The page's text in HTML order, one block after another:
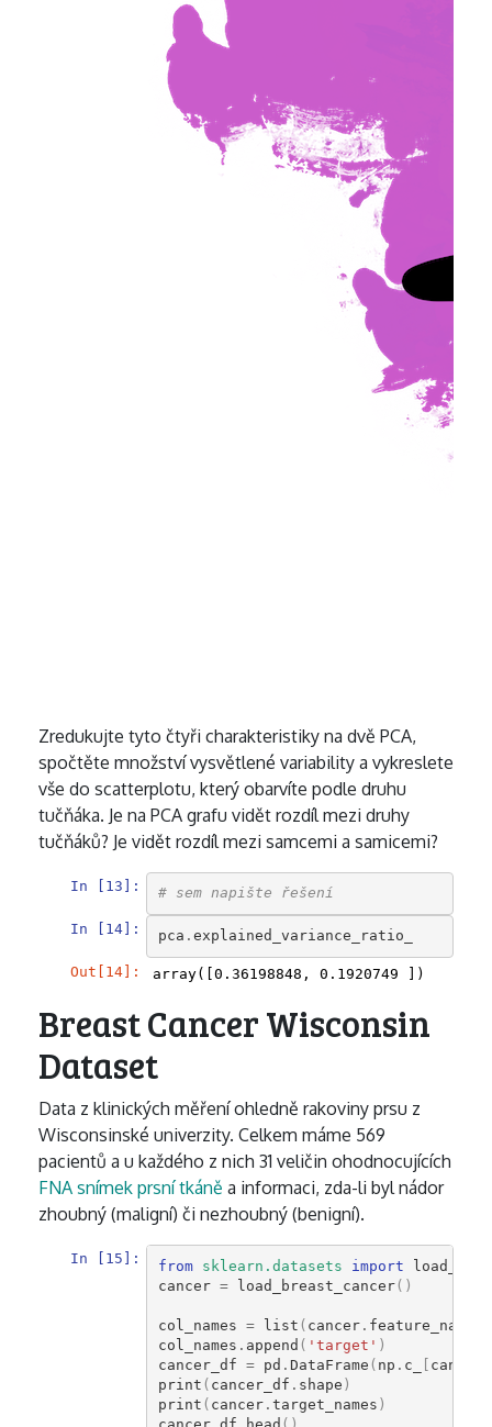
Zredukujte tyto čtyři charakteristiky na dvě PCA,
spočtěte množství vysvětlené variability a vykreslete
vše do scatterplotu, který obarvíte podle druhu
tučňáka. Je na PCA grafu vidět rozdíl mezi druhy
tučňáků? Je vidět rozdíl mezi samcemi a samicemi?
In [13]: # sem napište řešení
In [14]: pca . explained_variance_ratio_
Out[14]: array([0.36198848, 0.1920749 ])
Breast Cancer Wisconsin
Dataset
Data z klinických měření ohledně rakoviny prsu z
Wisconsinské univerzity. Celkem máme 569
pacientů a u každého z nich 31 veličin ohodnocujících
FNA snímek prsní tkáně a informaci, zda-li byl nádor
zhoubný (maligní) či nezhoubný (benigní).
In [15]: from sklearn.datasets import
cancer = load_breast_cancer()
col_names = list ( cancer. feature_names
col_names . append ( 'target' )
cancer_df = pd . DataFrame ( np . c_ [ cancer
print ( cancer_df . shape )
print ( cancer. target_names )